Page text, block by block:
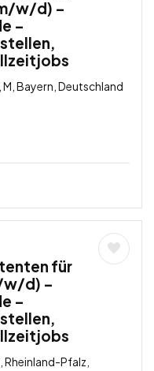
w/d) –
–
Bayern, Deutschland
für
w/d) –
–
Pfalz,